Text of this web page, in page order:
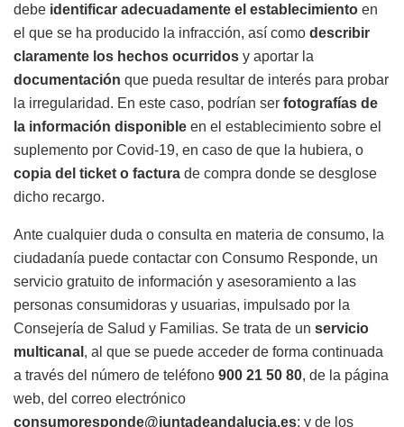
debe identificar adecuadamente el establecimiento en
el que se ha producido la infracción, así como describir
claramente los hechos ocurridos y aportar la
documentación que pueda resultar de interés para probar
la irregularidad. En este caso, podrían ser fotografías de
la información disponible en el establecimiento sobre el
suplemento por Covid-19, en caso de que la hubiera, o
copia del ticket o factura de compra donde se desglose
dicho recargo.
Ante cualquier duda o consulta en materia de consumo, la
ciudadanía puede contactar con Consumo Responde, un
servicio gratuito de información y asesoramiento a las
personas consumidoras y usuarias, impulsado por la
Consejería de Salud y Familias. Se trata de un servicio
multicanal , al que se puede acceder de forma continuada
a través del número de teléfono 900 21 50 80, de la página
web, del correo electrónico
consumoresponde@juntadeandalucia.es; y de los